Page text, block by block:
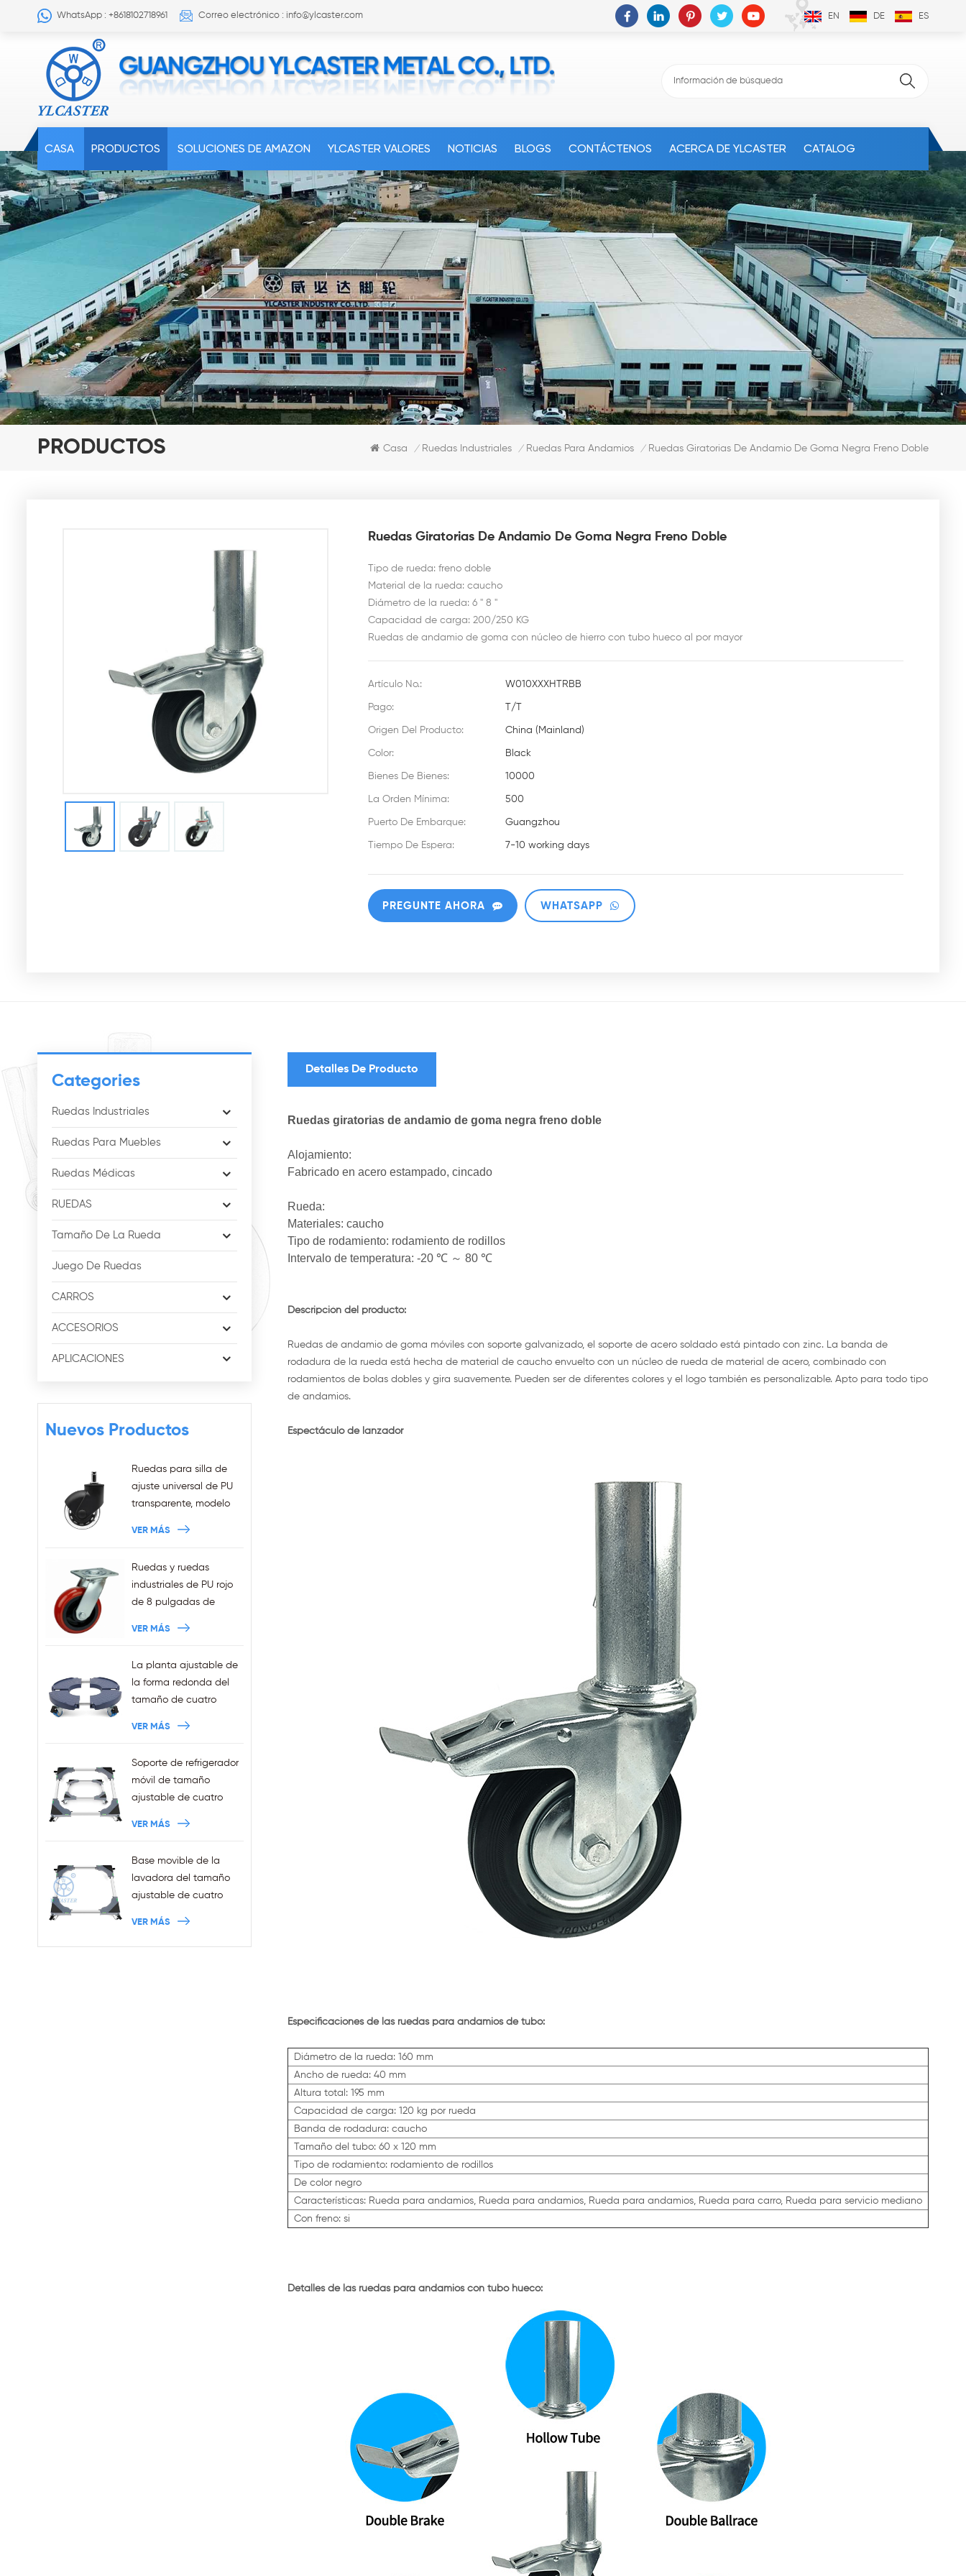
WhatsApp : +8618102718961 Correo electrónico : info@ylcaster.com EN DE ES
CASA PRODUCTOS SOLUCIONES DE AMAZON YLCASTER VALORES NOTICIAS BLOGS CONTÁCTENOS ACERCA DE YLCASTER CATALOG
PRODUCTOS Casa / Ruedas Industriales / Ruedas Para Andamios / Ruedas Giratorias De Andamio De Goma Negra Freno Doble
Ruedas Giratorias De Andamio De Goma Negra Freno Doble
Tipo de rueda: freno doble
Material de la rueda: caucho
Diámetro de la rueda: 6 '' 8 ''
Capacidad de carga: 200/250 KG
Ruedas de andamio de goma con núcleo de hierro con tubo hueco al por mayor
Artículo No.: W010XXXHTRBB
Pago: T/T
Origen Del Producto: China (Mainland)
Color: Black
Bienes De Bienes: 10000
La Orden Mínima: 500
Puerto De Embarque: Guangzhou
Tiempo De Espera: 7-10 working days
PREGUNTE AHORA WHATSAPP
Categories
Ruedas Industriales
Ruedas Para Muebles
Ruedas Médicas
RUEDAS
Tamaño De La Rueda
Juego De Ruedas
CARROS
ACCESORIOS
APLICACIONES
Nuevos Productos
Ruedas para silla de
ajuste universal de PU
transparente, modelo
silla de oficina
enchufables, ventas al
por mayor
VER MÁS
Ruedas y ruedas
industriales de PU rojo
de 8 pulgadas de
VER MÁS
La planta ajustable de
la forma redonda del
tamaño de cuatro
VER MÁS
Soporte de refrigerador
móvil de tamaño
ajustable de cuatro
VER MÁS
Base movible de la
lavadora del tamaño
ajustable de cuatro
frenos
VER MÁS
Detalles De Producto
Ruedas giratorias de andamio de goma negra freno doble
Alojamiento:
Fabricado en acero estampado, cincado
Rueda:
Materiales: caucho
Tipo de rodamiento: rodamiento de rodillos
Intervalo de temperatura: -20 ℃ ～ 80 ℃
Descripción del producto:
Ruedas de andamio de goma móviles con soporte galvanizado, el soporte de acero soldado está pintado con zinc. La banda de
rodadura de la rueda está hecha de material de caucho envuelto con un núcleo de rueda de material de acero, combinado con
rodamientos de bolas dobles y gira suavemente. Pueden ser de diferentes colores y el logo también es personalizable. Apto para todo tipo
de andamios.
Espectáculo de lanzador
Especificaciones de las ruedas para andamios de tubo:
Diámetro de la rueda: 160 mm
Ancho de rueda: 40 mm
Altura total: 195 mm
Capacidad de carga: 120 kg por rueda
Banda de rodadura: caucho
Tamaño del tubo: 60 x 120 mm
Tipo de rodamiento: rodamiento de rodillos
De color negro
Características: Rueda para andamios, Rueda para andamios, Rueda para andamios, Rueda para carro, Rueda para servicio mediano
Con freno: si
Detalles de las ruedas para andamios con tubo hueco: